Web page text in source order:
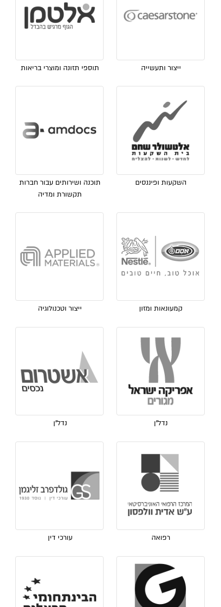
ייצור ותעשייה תוספי תזונה ומוצרי בריאות
השקעות ופיננסים
תוכנה ושירותים עבור חברות
תקשורת ומדיה
קמעונאות ומזון ייצור וטכנולוגיה
נדל"ן נדל"ן
רפואה עורכי דין